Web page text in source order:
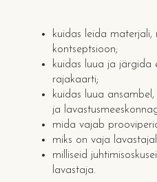
kuidas leida materjali,
kontseptsioon;
kuidas luua ja järgida
rajakaarti;
kuidas luua
ja
mida vajab
miks on vaja
milliseid
lavastaja.